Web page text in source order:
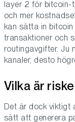
layer 2 för bitcoin-
och mer
kan sätta in
transaktioner och
routingavgifter. Ju
kanaler, desto
Vilka är
Det är dock
sätt att generera